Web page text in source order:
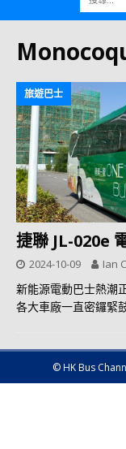
旅遊巴士
捷聯 JL-020e
2024-10-09 Ian
新能源電動巴士熱潮
各大車廠一直密鑼緊
© HK Bus